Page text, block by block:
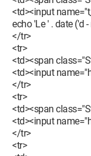
<td><input
echo 'Le ' . date ('d
</tr>
<tr>
<td><span
<td><input
</tr>
<tr>
<td><span
<td><input
</tr>
<tr>